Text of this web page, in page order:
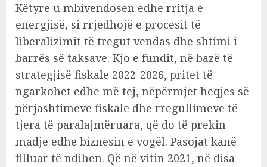
Këtyre u mbivendosen edhe rritja e
energjisë, si rrjedhojë e procesit të
liberalizimit të tregut vendas dhe shtimi i
barrës së taksave. Kjo e fundit, në bazë të
strategjisë fiskale 2022-2026, pritet të
ngarkohet edhe më tej, nëpërmjet heqjes së
përjashtimeve fiskale dhe rregullimeve të
tjera të paralajmëruara, që do të prekin
madje edhe biznesin e vogël. Pasojat kanë
filluar të ndihen. Që në vitin 2021, në disa